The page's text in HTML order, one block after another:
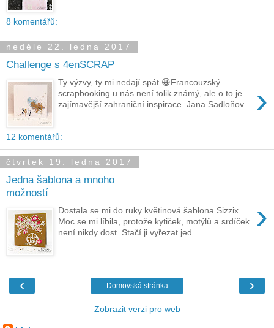
8 komentářů:
neděle 22. ledna 2017
Challenge s 4enSCRAP
›
Ty výzvy, ty mi nedají spát 😀Francouzský
scrapbooking u nás není tolik známý, ale o to je
zajímavější zahraniční inspirace. Jana Sadloňov...
12 komentářů:
čtvrtek 19. ledna 2017
Jedna šablona a mnoho
možností
›
Dostala se mi do ruky květinová šablona Sizzix .
Moc se mi líbila, protože kytiček, motýlů a srdíček
není nikdy dost. Stačí ji vyřezat jed...
‹ ›
Domovská stránka
Zobrazit verzi pro web